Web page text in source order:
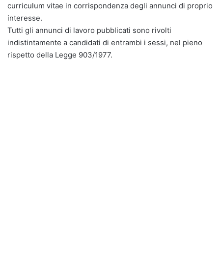
curriculum vitae in corrispondenza degli annunci di proprio
interesse.
Tutti gli annunci di lavoro pubblicati sono rivolti
indistintamente a candidati di entrambi i sessi, nel pieno
rispetto della Legge 903/1977.